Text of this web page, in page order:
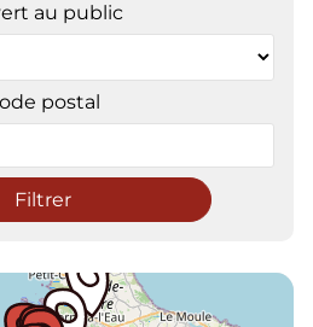
au public
postal
Filtrer